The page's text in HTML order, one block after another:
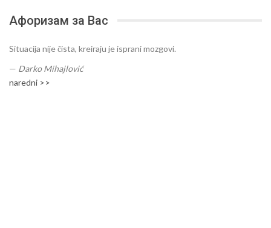
Афоризам за Вас
Situacija nije čista, kreiraju je isprani mozgovi.
— Darko Mihajlović
naredni >>